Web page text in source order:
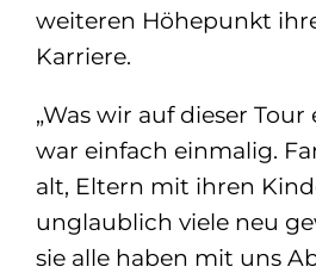
weiteren Höhepunkt
Karriere.
„Was wir auf dieser
war einfach einmalig.
alt, Eltern mit ihren
unglaublich viele neu
sie alle haben mit uns